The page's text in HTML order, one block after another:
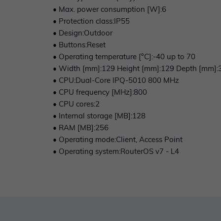
• Max. power consumption [W]:6
• Protection class:IP55
• Design:Outdoor
• Buttons:Reset
• Operating temperature [°C]:-40 up to 70
• Width [mm]:129 Height [mm]:129 Depth
• CPU:Dual-Core IPQ-5010 800 MHz
• CPU frequency [MHz]:800
• CPU cores:2
• Internal storage [MB]:128
• RAM [MB]:256
• Operating mode:Client, Access Point
• Operating system:RouterOS v7 - L4